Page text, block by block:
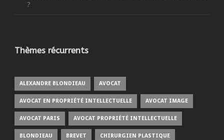
?
Thèmes récurrents
ALEXANDRE BLONDIEAU AVOCAT
AVOCAT EN PROPRIÉTÉ INTELLECTUELLE AVOCAT IMAGE
AVOCAT PARIS AVOCAT PROPRIÉTÉ INTELLECTUELLE
BLONDIEAU BREVET CHIRURGIEN PLASTIQUE